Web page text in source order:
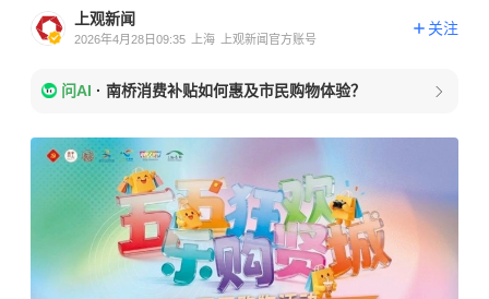
上观新闻
2026年4月28日09:35 上海 上观新闻官方账号
关注
问AI · 南桥消费补贴如何惠及市民购物体验？